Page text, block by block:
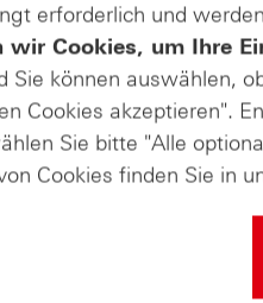
EUR/USD
des Vereinigten
erforderlich und
wir Cookies, um Ihre
Sie können auswählen,
Cookies akzeptieren".
Sie bitte "Alle
Cookies finden Sie in